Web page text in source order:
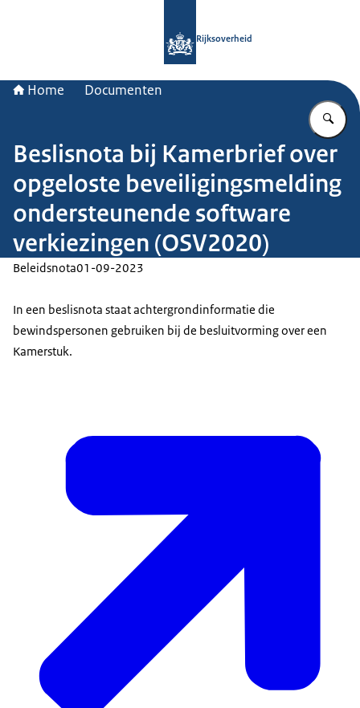
Rijksoverheid
Home Documenten
Beslisnota bij Kamerbrief over
opgeloste beveiligingsmelding
ondersteunende software
verkiezingen (OSV2020)
Beleidsnota01-09-2023
In een beslisnota staat achtergrondinformatie die
bewindspersonen gebruiken bij de besluitvorming over een
Kamerstuk.